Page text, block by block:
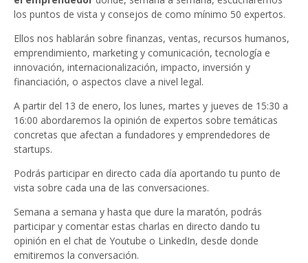
los puntos de vista y consejos de como mínimo 50 expertos.
Ellos nos hablarán sobre finanzas, ventas, recursos humanos,
emprendimiento, marketing y comunicación, tecnología e
innovación, internacionalización, impacto, inversión y
financiación, o aspectos clave a nivel legal.
A partir del 13 de enero, los lunes, martes y jueves de 15:30 a
16:00 abordaremos la opinión de expertos sobre temáticas
concretas que afectan a fundadores y emprendedores de
startups.
Podrás participar en directo cada día aportando tu punto de
vista sobre cada una de las conversaciones.
Semana a semana y hasta que dure la maratón, podrás
participar y comentar estas charlas en directo dando tu
opinión en el chat de Youtube o LinkedIn, desde donde
emitiremos la conversación.